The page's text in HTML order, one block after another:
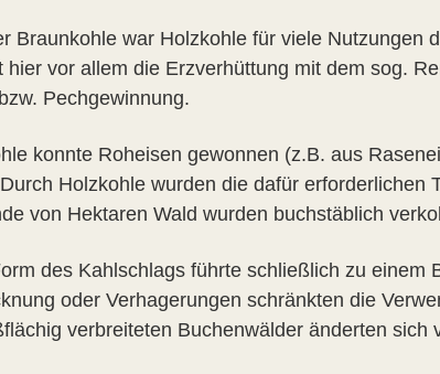
Braunkohle war Holzkohle für viele Nutzungen
vor allem die Erzverhüttung mit dem sog.
Pechgewinnung.
konnte Roheisen gewonnen (z.B. aus
Holzkohle wurden die dafür erforderlichen
von Hektaren Wald wurden buchstäblich
des Kahlschlags führte schließlich zu einem
oder Verhagerungen schränkten die
verbreiteten Buchenwälder änderten sich